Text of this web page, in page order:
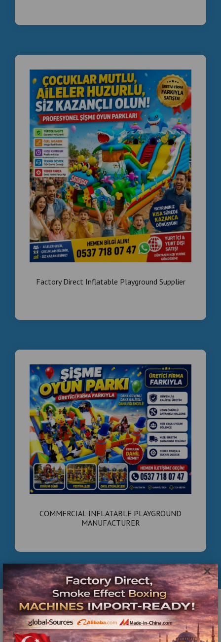
×
Factory Direct Inflatable Playground Supplier
COMMERCIAL INFLATABLE PLAYGROUND
MANUFACTURER